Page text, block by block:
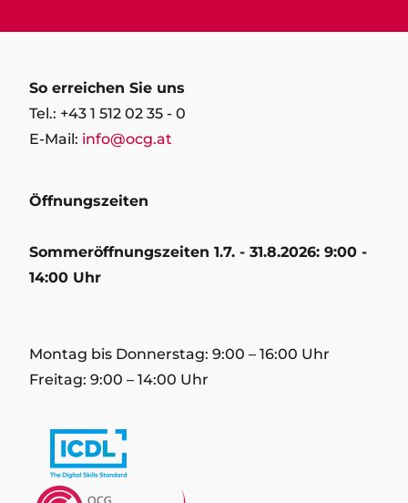
So erreichen Sie uns
Tel.: +43 1 512 02 35 - 0
E-Mail: info@ocg.at
Öffnungszeiten
Sommeröffnungszeiten 1.7. - 31.8.2026: 9:00 -
14:00 Uhr
Montag bis Donnerstag: 9:00 – 16:00 Uhr
Freitag: 9:00 – 14:00 Uhr